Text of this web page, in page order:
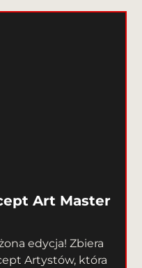
Art Master
edycja! Zbiera
Artystów, która